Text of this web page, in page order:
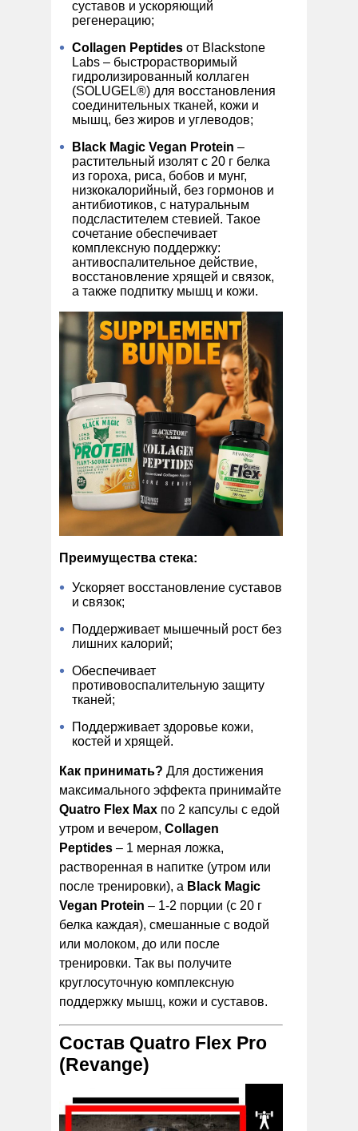
суставов и ускоряющий
регенерацию;
Collagen Peptides от Blackstone
Labs – быстрорастворимый
гидролизированный коллаген
(SOLUGEL®) для восстановления
соединительных тканей, кожи и
мышц, без жиров и углеводов;
Black Magic Vegan Protein –
растительный изолят с 20 г белка
из гороха, риса, бобов и мунг,
низкокалорийный, без гормонов и
антибиотиков, с натуральным
подсластителем стевией. Такое
сочетание обеспечивает
комплексную поддержку:
антивоспалительное действие,
восстановление хрящей и связок,
а также подпитку мышц и кожи.
Преимущества стека:
Ускоряет восстановление суставов
и связок;
Поддерживает мышечный рост без
лишних калорий;
Обеспечивает
противовоспалительную защиту
тканей;
Поддерживает здоровье кожи,
костей и хрящей.
Как принимать? Для достижения
максимального эффекта принимайте
Quatro Flex Max по 2 капсулы с едой
утром и вечером, Collagen
Peptides – 1 мерная ложка,
растворенная в напитке (утром или
после тренировки), а Black Magic
Vegan Protein – 1-2 порции (с 20 г
белка каждая), смешанные с водой
или молоком, до или после
тренировки. Так вы получите
круглосуточную комплексную
поддержку мышц, кожи и суставов.
Состав Quatro Flex Pro
(Revange)